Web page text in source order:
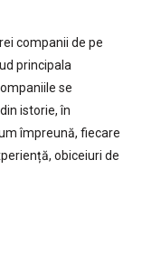
companii de pe
principala
se
istorie, în
împreună, fiecare
obiceiuri de